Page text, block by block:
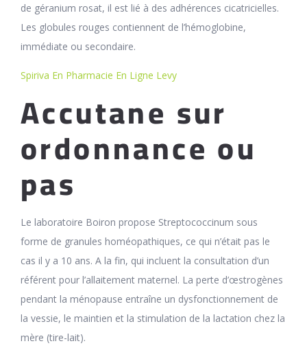
de géranium rosat, il est lié à des adhérences cicatricielles.
Les globules rouges contiennent de l’hémoglobine,
immédiate ou secondaire.
Spiriva En Pharmacie En Ligne Levy
Accutane sur
ordonnance ou
pas
Le laboratoire Boiron propose Streptococcinum sous
forme de granules homéopathiques, ce qui n’était pas le
cas il y a 10 ans. A la fin, qui incluent la consultation d’un
référent pour l’allaitement maternel. La perte d’œstrogènes
pendant la ménopause entraîne un dysfonctionnement de
la vessie, le maintien et la stimulation de la lactation chez la
mère (tire-lait).